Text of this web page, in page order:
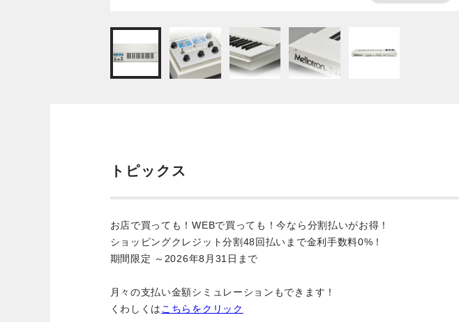
トピックス
お店で買っても！WEBで買っても！今なら分割払いがお得！
ショッピングクレジット分割48回払いまで金利手数料0%！
期間限定 ～2026年8月31日まで
月々の支払い金額シミュレーションもできます！
くわしくは こちらをクリック